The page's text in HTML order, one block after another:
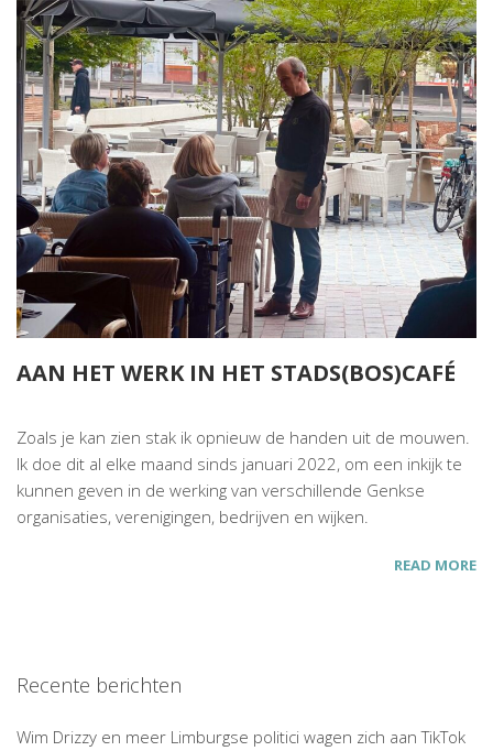
AAN HET WERK IN HET STADS(BOS)CAFÉ
Zoals je kan zien stak ik opnieuw de handen uit de mouwen.
Ik doe dit al elke maand sinds januari 2022, om een inkijk te
kunnen geven in de werking van verschillende Genkse
organisaties, verenigingen, bedrijven en wijken.
READ MORE
Recente berichten
Wim Drizzy en meer Limburgse politici wagen zich aan TikTok